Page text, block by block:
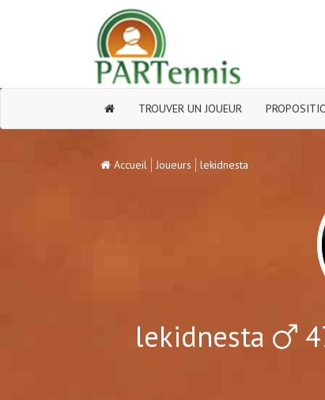
TROUVER UN JOUEUR
Accueil Joueurs lekidnesta
lekidnesta